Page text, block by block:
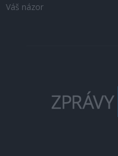
Váš názor